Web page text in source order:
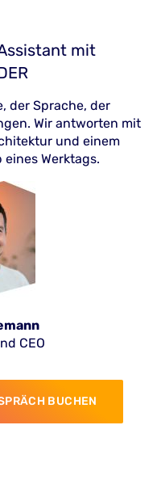
mit
der Sprache, der
Wir antworten mit
und einem
Werktags.
CEO
BUCHEN